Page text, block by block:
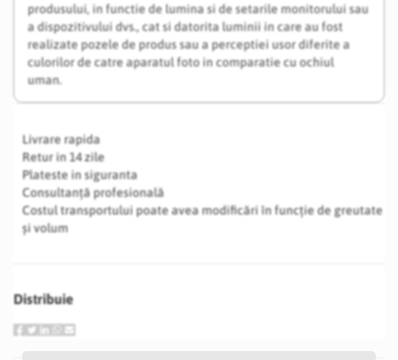
produsului, in functie de lumina si de setarile monitorului sau
a dispozitivului dvs., cat si datorita luminii in care au fost
realizate pozele de produs sau a perceptiei usor diferite a
culorilor de catre aparatul foto in comparatie cu ochiul
uman.
Livrare rapida
Retur in 14 zile
Plateste in siguranta
Consultanță profesională
Costul transportului poate avea modificări în funcție de greutate
și volum
Distribuie